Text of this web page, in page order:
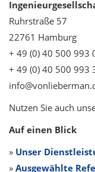
Ruhrstraße 57
22761 Hamburg
+ 49 (0) 40 500 993
+ 49 (0) 40 500 993
Nutzen Sie auch
Auf einen Blick
» Unser
» Ausgewählte